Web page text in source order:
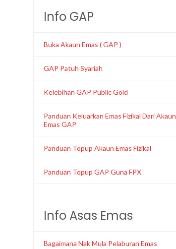
Info GAP
Buka Akaun Emas ( GAP )
GAP Patuh Syariah
Kelebihan GAP Public Gold
Panduan Keluarkan Emas Fizikal Dari Akaun
Emas GAP
Panduan Topup Akaun Emas Fizikal
Panduan Topup GAP Guna FPX
Info Asas Emas
Bagaimana Nak Mula Pelaburan Emas